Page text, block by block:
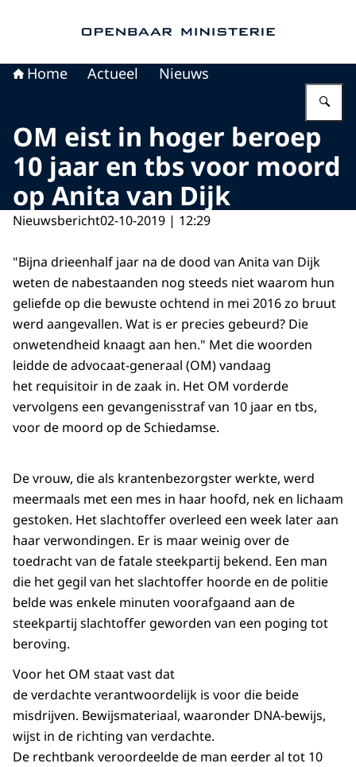
Home Actueel Nieuws
OM eist in hoger beroep
10 jaar en tbs voor moord
op Anita van Dijk
Nieuwsbericht02-10-2019 | 12:29
"Bijna drieenhalf jaar na de dood van Anita van Dijk
weten de nabestaanden nog steeds niet waarom hun
geliefde op die bewuste ochtend in mei 2016 zo bruut
werd aangevallen. Wat is er precies gebeurd? Die
onwetendheid knaagt aan hen." Met die woorden
leidde de advocaat-generaal (OM) vandaag
het requisitoir in de zaak in. Het OM vorderde
vervolgens een gevangenisstraf van 10 jaar en tbs,
voor de moord op de Schiedamse.
De vrouw, die als krantenbezorgster werkte, werd
meermaals met een mes in haar hoofd, nek en lichaam
gestoken. Het slachtoffer overleed een week later aan
haar verwondingen. Er is maar weinig over de
toedracht van de fatale steekpartij bekend. Een man
die het gegil van het slachtoffer hoorde en de politie
belde was enkele minuten voorafgaand aan de
steekpartij slachtoffer geworden van een poging tot
beroving.
Voor het OM staat vast dat
de verdachte verantwoordelijk is voor die beide
misdrijven. Bewijsmateriaal, waaronder DNA-bewijs,
wijst in de richting van verdachte.
De rechtbank veroordeelde de man eerder al tot 10